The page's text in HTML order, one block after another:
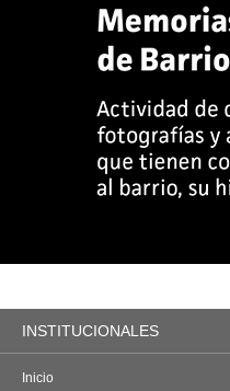
INSTITUCIONALES
Inicio